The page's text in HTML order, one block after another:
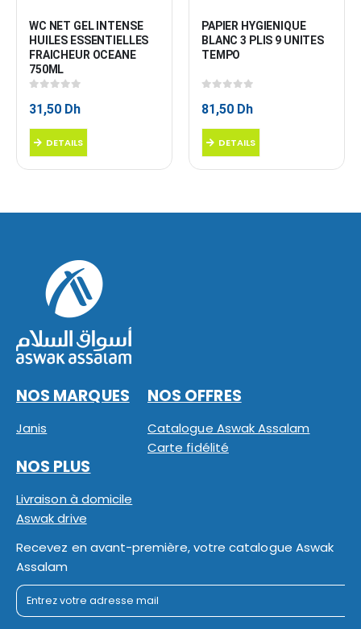
WC NET GEL INTENSE
HUILES ESSENTIELLES
FRAICHEUR OCEANE
750ML
31,50 Dh
DETAILS
PAPIER HYGIENIQUE
BLANC 3 PLIS 9 UNITES
TEMPO
81,50 Dh
DETAILS
NOS MARQUES
Janis
NOS OFFRES
Catalogue Aswak Assalam
Carte fidélité
NOS PLUS
Livraison à domicile
Aswak drive
Recevez en avant-première, votre catalogue Aswak
Assalam